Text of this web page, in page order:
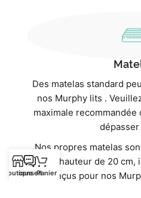
Des matelas standard
nos Murphy lits .
maximale recommandée
dépasser
Nos propres matelas
une hauteur de 20 cm,
conçus pour nos
Boutique
conseilPanier